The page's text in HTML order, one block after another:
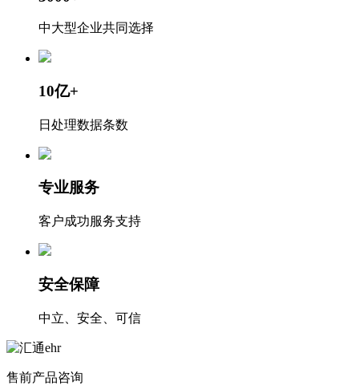
中大型企业共同选择
10亿+
日处理数据条数
专业服务
客户成功服务支持
安全保障
中立、安全、可信
售前产品咨询